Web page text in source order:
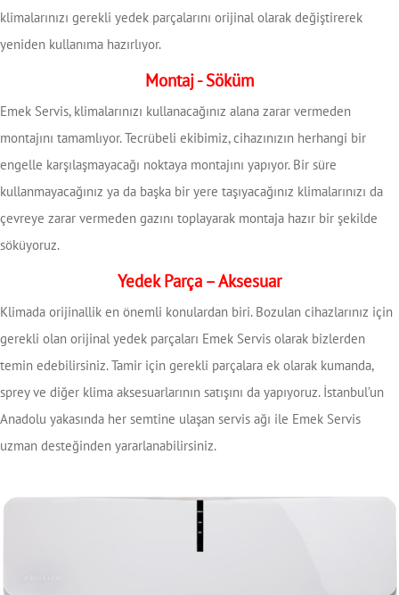
klimalarınızı gerekli yedek parçalarını orijinal olarak değiştirerek
yeniden kullanıma hazırlıyor.
Montaj - Söküm
Emek Servis, klimalarınızı kullanacağınız alana zarar vermeden
montajını tamamlıyor. Tecrübeli ekibimiz, cihazınızın herhangi bir
engelle karşılaşmayacağı noktaya montajını yapıyor. Bir süre
kullanmayacağınız ya da başka bir yere taşıyacağınız klimalarınızı da
çevreye zarar vermeden gazını toplayarak montaja hazır bir şekilde
söküyoruz.
Yedek Parça – Aksesuar
Klimada orijinallik en önemli konulardan biri. Bozulan cihazlarınız için
gerekli olan orijinal yedek parçaları Emek Servis olarak bizlerden
temin edebilirsiniz. Tamir için gerekli parçalara ek olarak kumanda,
sprey ve diğer klima aksesuarlarının satışını da yapıyoruz. İstanbul’un
Anadolu yakasında her semtine ulaşan servis ağı ile Emek Servis
uzman desteğinden yararlanabilirsiniz.